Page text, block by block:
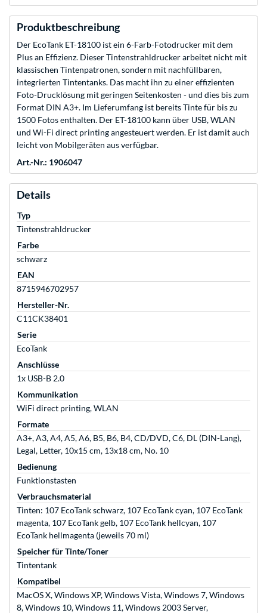
Produktbeschreibung
Der EcoTank ET-18100 ist ein 6-Farb-Fotodrucker mit dem
Plus an Effizienz. Dieser Tintenstrahldrucker arbeitet nicht mit
klassischen Tintenpatronen, sondern mit nachfüllbaren,
integrierten Tintentanks. Das macht ihn zu einer effizienten
Foto-Drucklösung mit geringen Seitenkosten - und dies bis zum
Format DIN A3+. Im Lieferumfang ist bereits Tinte für bis zu
1500 Fotos enthalten. Der ET-18100 kann über USB, WLAN
und Wi-Fi direct printing angesteuert werden. Er ist damit auch
leicht von Mobilgeräten aus verfügbar.
Art.-Nr.: 1906047
Details
Typ
Tintenstrahldrucker
Farbe
schwarz
EAN
8715946702957
Hersteller-Nr.
C11CK38401
Serie
EcoTank
Anschlüsse
1x USB-B 2.0
Kommunikation
WiFi direct printing, WLAN
Formate
A3+, A3, A4, A5, A6, B5, B6, B4, CD/DVD, C6, DL (DIN-Lang),
Legal, Letter, 10x15 cm, 13x18 cm, No. 10
Bedienung
Funktionstasten
Verbrauchsmaterial
Tinten: 107 EcoTank schwarz, 107 EcoTank cyan, 107 EcoTank
magenta, 107 EcoTank gelb, 107 EcoTank hellcyan, 107
EcoTank hellmagenta (jeweils 70 ml)
Speicher für Tinte/Toner
Tintentank
Kompatibel
MacOS X, Windows XP, Windows Vista, Windows 7, Windows
8, Windows 10, Windows 11, Windows 2003 Server,